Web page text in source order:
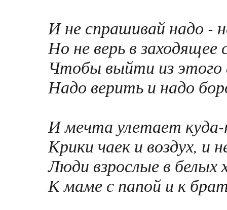
И не спрашивай надо -
Но не верь в заходящее
Чтобы выйти из этого
Надо верить и надо
И мечта улетает
Крики чаек и воздух, и
Люди взрослые в
К маме с папой и к